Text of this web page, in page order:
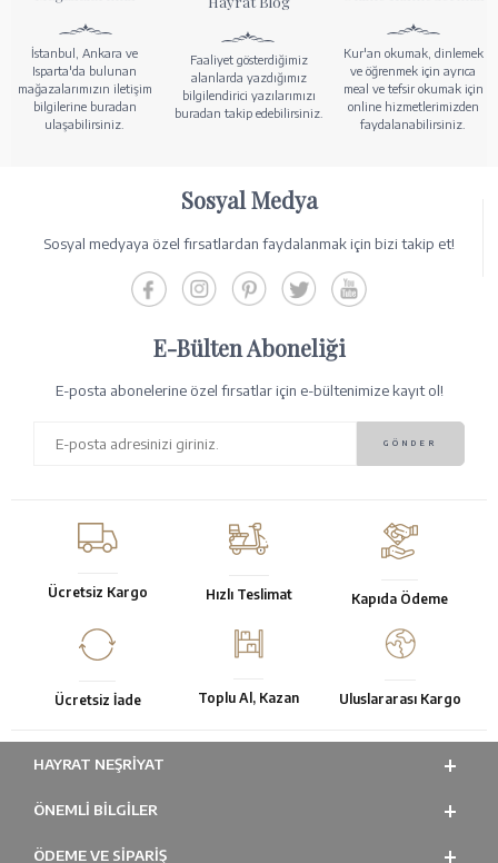
İstanbul, Ankara ve
Isparta'da bulunan
mağazalarımızın iletişim
bilgilerine buradan
ulaşabilirsiniz.
Faaliyet gösterdiğimiz
alanlarda yazdığımız
bilgilendirici yazılarımızı
buradan takip edebilirsiniz.
Kur'an okumak, dinlemek
ve öğrenmek için ayrıca
meal ve tefsir okumak için
online hizmetlerimizden
faydalanabilirsiniz.
Sosyal Medya
Sosyal medyaya özel fırsatlardan faydalanmak için bizi takip et!
E-Bülten Aboneliği
E-posta abonelerine özel fırsatlar için e-bültenimize kayıt ol!
Ücretsiz Kargo Hızlı Teslimat Kapıda Ödeme
Ücretsiz İade Toplu Al, Kazan Uluslararası Kargo
HAYRAT NEŞRIYAT
ÖNEMLI BILGILER
ÖDEME VE SİPARİŞ